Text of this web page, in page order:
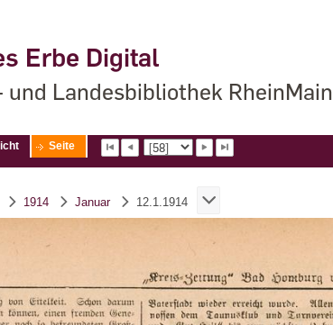
Erbe Digital
und Landesbibliothek RheinMain
Seite
1914 Januar 12.1.1914